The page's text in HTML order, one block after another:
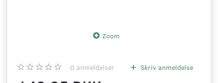
Zoom
0 anmeldelser Skriv anmeldelse